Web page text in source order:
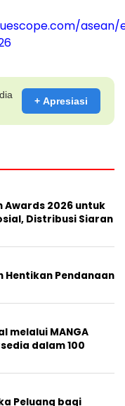
+ Apresiasi
Awards 2026 untuk
Distribusi Siaran
Hentikan Pendanaan
melalui MANGA
dalam 100
Peluang bagi